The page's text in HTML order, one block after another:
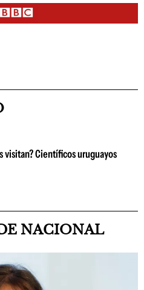
visitan? Científicos uruguayos
NACIONAL